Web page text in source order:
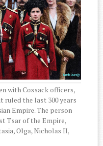
with Cossack officers,
ruled the last 300 years
Empire. The person
Tsar of the Empire,
Olga, Nicholas II,